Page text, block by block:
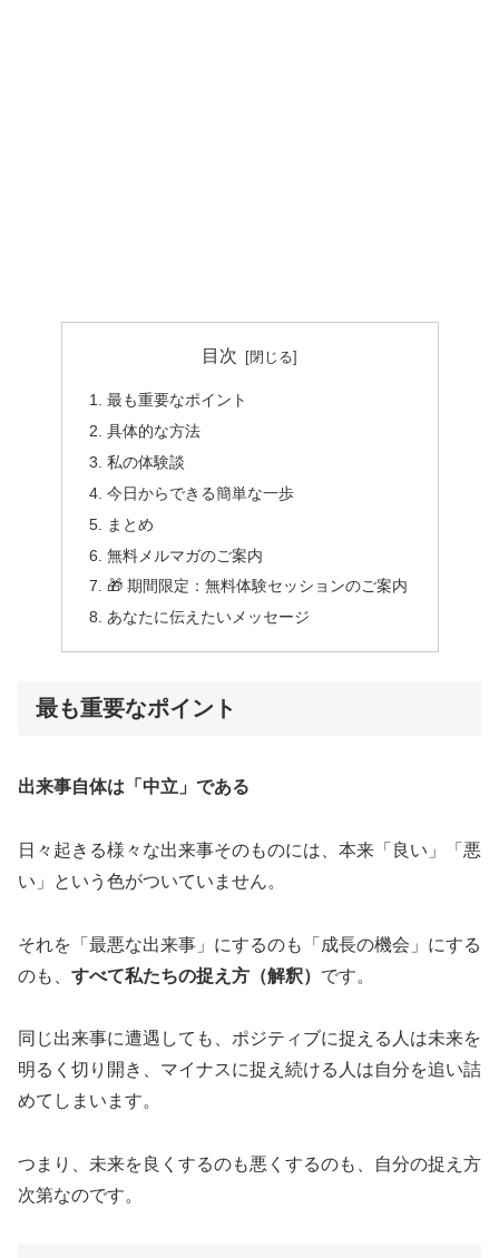
目次
最も重要なポイント
具体的な方法
私の体験談
今日からできる簡単な一歩
まとめ
無料メルマガのご案内
🎁 期間限定：無料体験セッションのご案内
あなたに伝えたいメッセージ
最も重要なポイント
出来事自体は「中立」である
日々起きる様々な出来事そのものには、本来「良い」「悪
い」という色がついていません。
それを「最悪な出来事」にするのも「成長の機会」にする
のも、 すべて私たちの捉え方（解釈） です。
同じ出来事に遭遇しても、ポジティブに捉える人は未来を
明るく切り開き、マイナスに捉え続ける人は自分を追い詰
めてしまいます。
つまり、未来を良くするのも悪くするのも、自分の捉え方
次第なのです。